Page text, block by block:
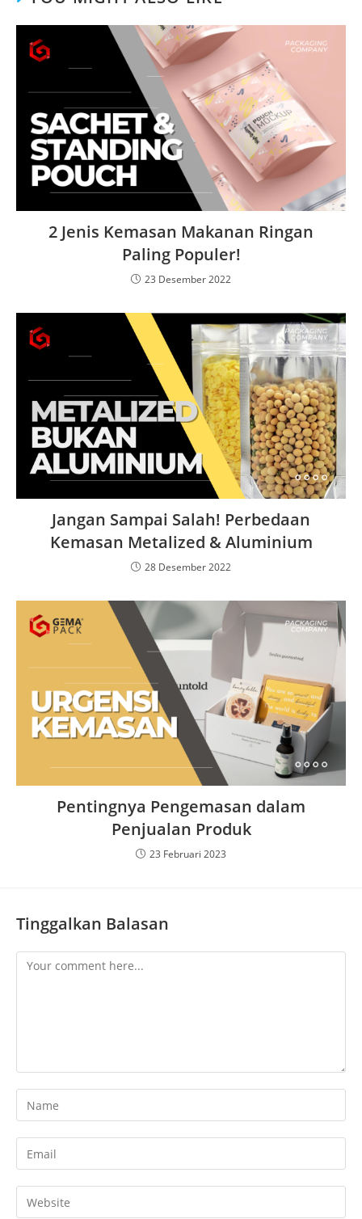
2 Jenis Kemasan Makanan Ringan
Paling Populer!
23 Desember 2022
Jangan Sampai Salah! Perbedaan
Kemasan Metalized & Aluminium
28 Desember 2022
Pentingnya Pengemasan dalam
Penjualan Produk
23 Februari 2023
Tinggalkan Balasan